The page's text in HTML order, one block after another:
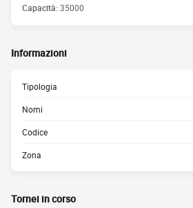
Capacità:35000
Informazioni
Tipologia
Nomi
Codice
Zona
Tornei in corso